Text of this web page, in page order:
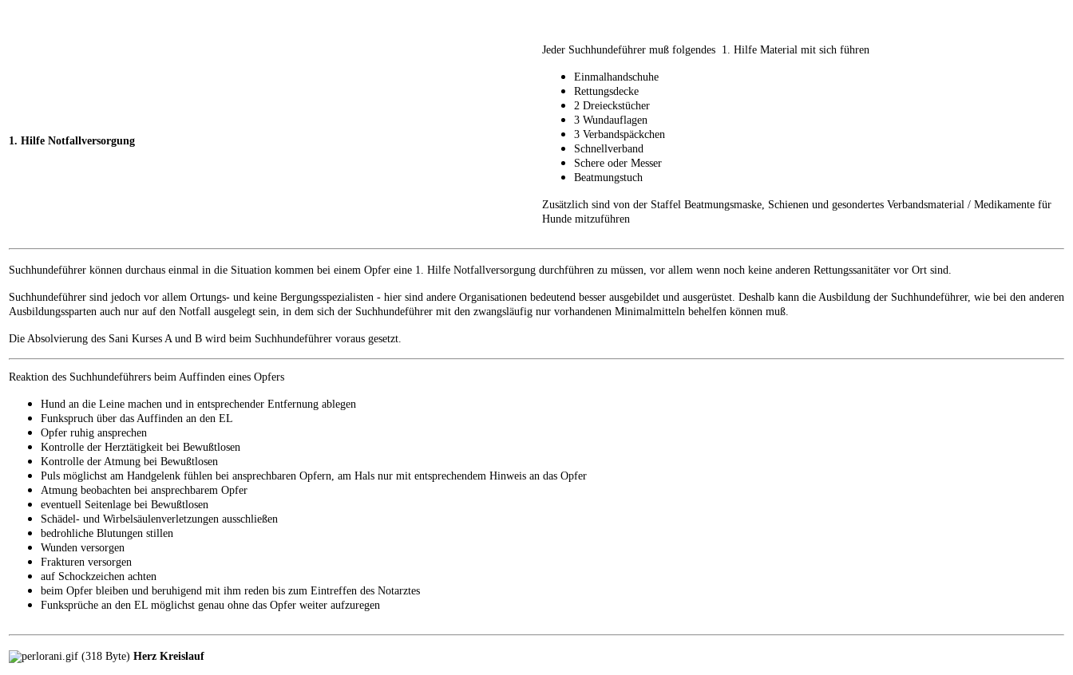
1. Hilfe Notfallversorgung
Jeder Suchhundeführer muß folgendes 1. Hilfe Material mit sich führen
Einmalhandschuhe
Rettungsdecke
2 Dreieckstücher
3 Wundauflagen
3 Verbandspäckchen
Schnellverband
Schere oder Messer
Beatmungstuch
Zusätzlich sind von der Staffel Beatmungsmaske, Schienen und gesondertes Verbandsmaterial / Medikamente für
Hunde mitzuführen
Suchhundeführer können durchaus einmal in die Situation kommen bei einem Opfer eine 1. Hilfe Notfallversorgung durchführen zu müssen, vor allem wenn noch keine anderen Rettungssanitäter vor Ort sind.
Suchhundeführer sind jedoch vor allem Ortungs- und keine Bergungsspezialisten - hier sind andere Organisationen bedeutend besser ausgebildet und ausgerüstet. Deshalb kann die Ausbildung der Suchhundeführer, wie bei den anderen
Ausbildungssparten auch nur auf den Notfall ausgelegt sein, in dem sich der Suchhundeführer mit den zwangsläufig nur vorhandenen Minimalmitteln behelfen können muß.
Die Absolvierung des Sani Kurses A und B wird beim Suchhundeführer voraus gesetzt.
Reaktion des Suchhundeführers beim Auffinden eines Opfers
Hund an die Leine machen und in entsprechender Entfernung ablegen
Funkspruch über das Auffinden an den EL
Opfer ruhig ansprechen
Kontrolle der Herztätigkeit bei Bewußtlosen
Kontrolle der Atmung bei Bewußtlosen
Puls möglichst am Handgelenk fühlen bei ansprechbaren Opfern, am Hals nur mit entsprechendem Hinweis an das Opfer
Atmung beobachten bei ansprechbarem Opfer
eventuell Seitenlage bei Bewußtlosen
Schädel- und Wirbelsäulenverletzungen ausschließen
bedrohliche Blutungen stillen
Wunden versorgen
Frakturen versorgen
auf Schockzeichen achten
beim Opfer bleiben und beruhigend mit ihm reden bis zum Eintreffen des Notarztes
Funksprüche an den EL möglichst genau ohne das Opfer weiter aufzuregen
Herz Kreislauf